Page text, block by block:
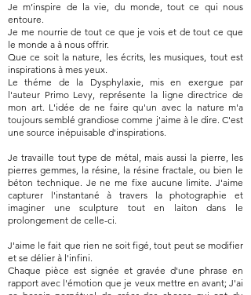
Je m’inspire de la vie, du monde, tout ce qui nous
entoure.
Je me nourrie de tout ce que je vois et de tout ce que
le monde a à nous offrir.
Que ce soit la nature, les écrits, les musiques, tout est
inspirations à mes yeux.
Le théme de la Dysphylaxie, mis en exergue par
l'auteur Primo Levy, représente la ligne directrice de
mon art. L'idée de ne faire qu'un avec la nature m'a
toujours semblé grandiose comme j'aime à le dire. C'est
une source inépuisable d'inspirations.
Je travaille tout type de métal, mais aussi la pierre, les
pierres gemmes, la résine, la résine fractale, ou bien le
béton technique. Je ne me fixe aucune limite. J'aime
capturer l'instantané à travers la photographie et
imaginer une sculpture tout en laiton dans le
prolongement de celle-ci.
J'aime le fait que rien ne soit figé, tout peut se modifier
et se délier à l'infini.
Chaque pièce est signée et gravée d'une phrase en
rapport avec l'émotion que je veux mettre en avant; J'ai